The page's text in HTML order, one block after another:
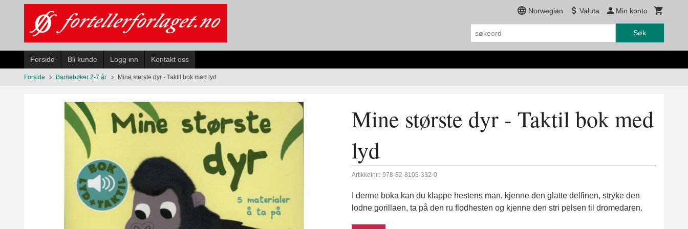
innholdet
Norwegian Valuta Min konto
Søk
Forside Bli kunde Logg inn Kontakt oss
Forside Barnebøker 2-7 år Mine største dyr - Taktil bok med lyd
Mine største dyr - Taktil bok med
lyd
Artikkelnr.: 978-82-8103-332-0
I denne boka kan du klappe hestens man, kjenne den glatte delfinen, stryke den
lodne gorillaen, ta på den ru flodhesten og kjenne den stri pelsen til dromedaren.